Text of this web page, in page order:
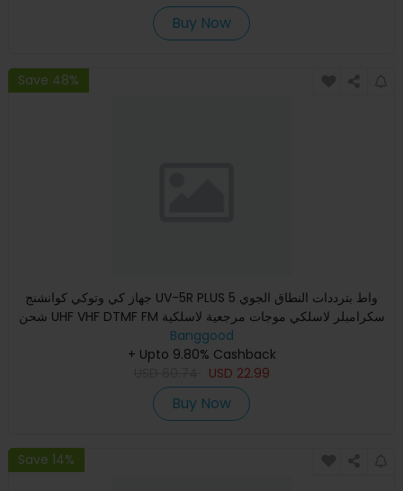
Buy Now
Save 48%
جهاز كي وتوكي كوانشنج UV-5R PLUS 5 واط بترددات النطاق الجوي
شحن UHF VHF DTMF FM سكرامبلر لاسلكي موجات مرجعية لاسلكية
طري
Banggood
+ Upto 9.80% Cashback
USD 22.99
Buy Now
Save 14%